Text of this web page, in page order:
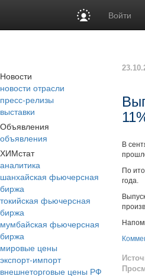
Войти
Новости
новости отрасли
пресс-релизы
выставки
Объявления
объявления
ХИМстат
аналитика
шанхайская фьючерсная
биржа
токийская фьючерсная
биржа
мумбайская фьючерсная
биржа
мировые цены
экспорт-импорт
внешнеторговые цены РФ
В
По
года.